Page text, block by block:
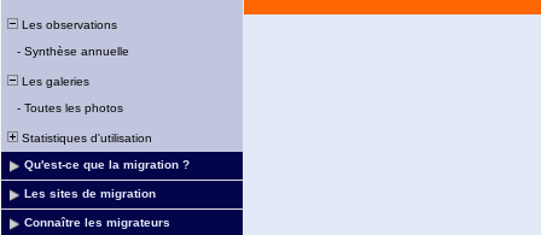
Les observations
- Synthèse annuelle
Les galeries
- Toutes les photos
Statistiques d'utilisation
Qu'est-ce que la migration ?
Les sites de migration
Connaître les migrateurs